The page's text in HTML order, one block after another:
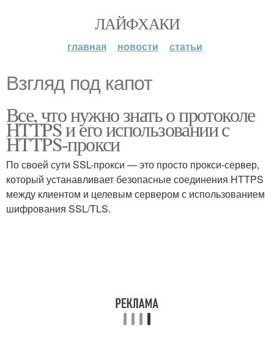
ЛАЙФХАКИ
главная новости статьи
Взгляд под капот
Все, что нужно знать о протоколе
HTTPS и его использовании с
HTTPS-прокси
По своей сути SSL-прокси — это просто прокси-сервер,
который устанавливает безопасные соединения HTTPS
между клиентом и целевым сервером с использованием
шифрования SSL/TLS.